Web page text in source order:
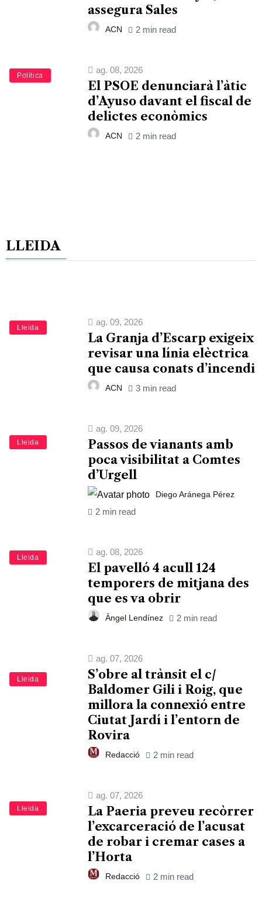
assegura Sales
ACN 2 min read
Política
ag. 08, 2026
El PSOE denunciarà l’àtic
d’Ayuso davant el fiscal de
delictes econòmics
ACN 2 min read
LLEIDA
Lleida
ag. 09, 2026
La Granja d’Escarp exigeix
revisar una línia elèctrica
que causa conats d’incendi
ACN 3 min read
Lleida
ag. 09, 2026
Passos de vianants amb
poca visibilitat a Comtes
d’Urgell
Diego Aránega Pérez
2 min read
Lleida
ag. 08, 2026
El pavelló 4 acull 124
temporers de mitjana des
que es va obrir
Àngel Lendínez 2 min read
Lleida
ag. 07, 2026
S’obre al trànsit el c/
Baldomer Gili i Roig, que
millora la connexió entre
Ciutat Jardí i l’entorn de
Rovira
Redacció 2 min read
Lleida
ag. 07, 2026
La Paeria preveu recòrrer
l’excarceració de l’acusat
de robar i cremar cases a
l’Horta
Redacció 2 min read